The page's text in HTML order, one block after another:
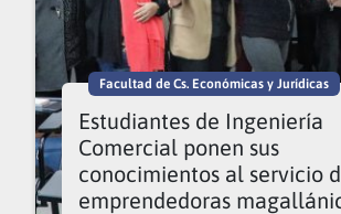
Facultad de Cs. Económicas y Jurídicas
Estudiantes de Ingeniería
Comercial ponen sus
conocimientos al servicio
emprendedoras